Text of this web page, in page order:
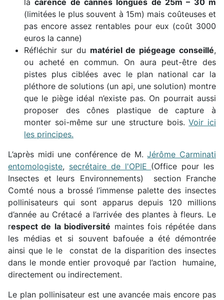
(limitées le plus souvent à 15m) mais coûteuses et
pas encore assez rentables pour eux (coût 3000
euros la canne)
Réfléchir sur du matériel de piégeage conseillé,
ou acheté en commun. On aura peut-être des
pistes plus ciblées avec le plan national car la
pléthore de solutions (un api, une solution) montre
que le piège idéal n’existe pas. On pourrait aussi
proposer des cônes plastique de capture à
monter soi-même sur une structure bois.Voir ici
les principes.
L’après midi une conférence de M.Jérôme Carminati
entomologiste, secrétaire de l'OPIE (Office pour les
Insectes et leurs Environnements) section Franche
Comté nous a brossé l’immense palette des insectes
pollinisateurs qui sont apparus depuis 120 millions
d’année au Crétacé a l’arrivée des plantes à fleurs. Le
respect de la biodiversité maintes fois répétée dans
les médias et si souvent bafouée a été démontrée
ainsi que le le constat de la disparition des insectes
dans le monde entier provoqué par l’action humaine,
directement ou indirectement.
Le plan pollinisateur est une avancée mais encore pas